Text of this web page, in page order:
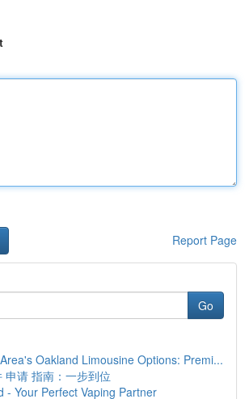
Report Page
Go
Oakland Limousine Options: Premi...
申请 指南：一步到位
- Your Perfect Vaping Partner